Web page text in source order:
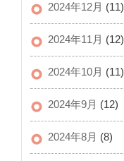
2024年12月 (11)
2024年11月 (12)
2024年10月 (11)
2024年9月 (12)
2024年8月 (8)